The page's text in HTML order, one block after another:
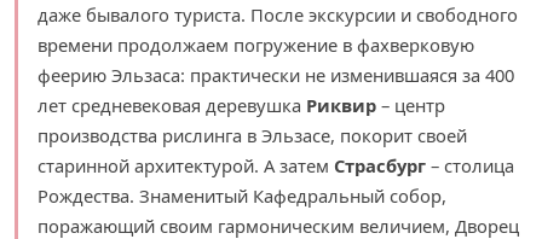
даже бывалого туриста. После экскурсии и свободного
времени продолжаем погружение в фахверковую
феерию Эльзаса: практически не изменившаяся за 400
лет средневековая деревушка Риквир – центр
производства рислинга в Эльзасе, покорит своей
старинной архитектурой. А затем Страсбург – столица
Рождества. Знаменитый Кафедральный собор,
поражающий своим гармоническим величием, Дворец